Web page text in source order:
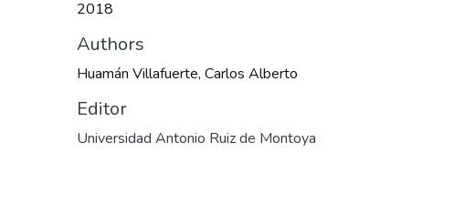
2018
Authors
Huamán Villafuerte, Carlos Alberto
Editor
Universidad Antonio Ruiz de Montoya